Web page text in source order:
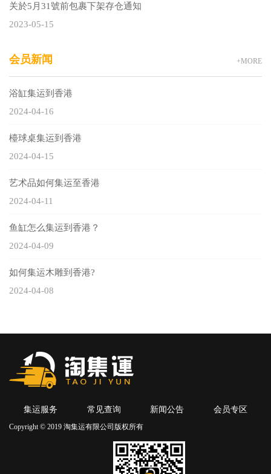
关於5月31號前包裹下架存仓通知
2023-05-15
会员新闻 +MORE
浴缸集运到香港
2024-04-16
檯球桌集运到香港
2024-04-15
艺术品如何集运至香港
2024-04-11
鱼缸怎么集运到香港？
2024-04-09
如何集运木雕到香港?
2024-04-08
集运服务 常见查询 新闻公告 会员专区
Copyright © 2019 淘集运有限公司版权所有